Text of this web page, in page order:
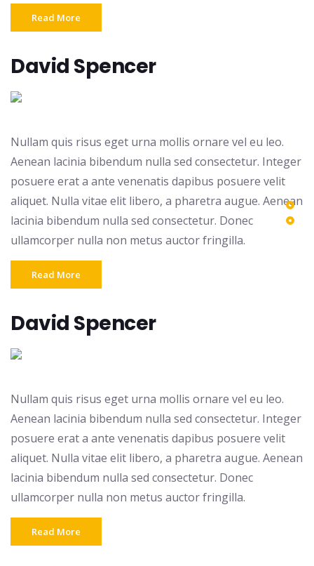
Read More
David Spencer
Nullam quis risus eget urna mollis ornare vel eu leo.
Aenean lacinia bibendum nulla sed consectetur. Integer
posuere erat a ante venenatis dapibus posuere velit
aliquet. Nulla vitae elit libero, a pharetra augue. Aenean
lacinia bibendum nulla sed consectetur. Donec
ullamcorper nulla non metus auctor fringilla.
Read More
David Spencer
Nullam quis risus eget urna mollis ornare vel eu leo.
Aenean lacinia bibendum nulla sed consectetur. Integer
posuere erat a ante venenatis dapibus posuere velit
aliquet. Nulla vitae elit libero, a pharetra augue. Aenean
lacinia bibendum nulla sed consectetur. Donec
ullamcorper nulla non metus auctor fringilla.
Read More